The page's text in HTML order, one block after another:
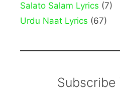
Salato Salam Lyrics (7)
Urdu Naat Lyrics (67)
Subscribe